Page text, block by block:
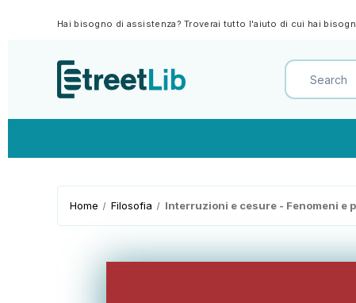
Hai bisogno di assistenza? Troverai tutto l'aiuto di cui hai
Home Filosofia Interruzioni e cesure - Fenomeni